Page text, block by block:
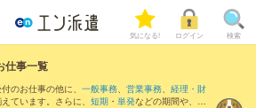
気になる! ログイン 検索
仕事一覧
のお仕事の他に、 一般事務、 営業事務、 経理・財
ています。さらに、 短期 ・ 単発などの期間や、 職